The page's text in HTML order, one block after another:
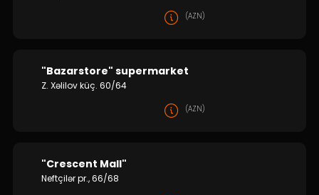
(AZN)
"Bazarstore" supermarket
Z. Xəlilov küç. 60/64
(AZN)
"Crescent Mall"
Neftçilər pr., 66/68